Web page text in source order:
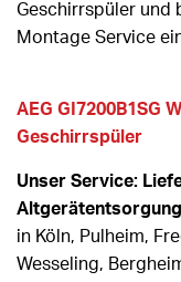
Geschirrspüler und
Montage Service
AEG GI7200B1SG
Geschirrspüler
Unser Service:
Altgerätentsorgung
in Köln, Pulheim,
Wesseling,